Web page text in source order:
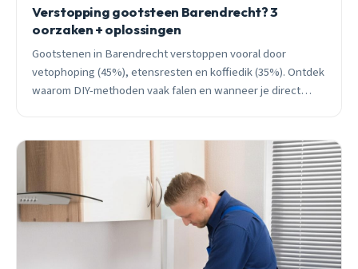
Verstopping gootsteen Barendrecht? 3
oorzaken + oplossingen
Gootstenen in Barendrecht verstoppen vooral door
vetophoping (45%), etensresten en koffiedik (35%). Ontdek
waarom DIY-methoden vaak falen en wanneer je direct